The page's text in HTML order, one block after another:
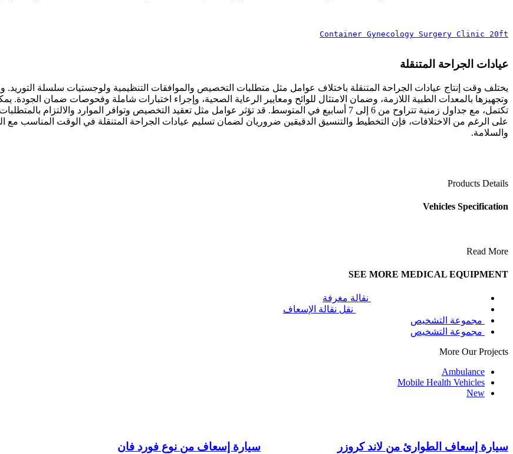
Container Gynecology Surgery Clinic 20ft
عيادات الجراحة المتنقلة
يختلف وقت إنتاج عيادات الجراحة المتنقلة باختلاف عوامل مثل متطلبات التخصيص والموافقات التنظيمية ولوجستيات سلسلة التوريد.
وتجهيزها بالمعدات الطبية اللازمة، وضمان الامتثال للوائح ومعايير الرعاية الصحية، وإجراء اختبارات شاملة وفحوصات ضمان
تكتمل، مع جداول زمنية تتراوح من 6 إلى 7 أسابيع في المتوسط. قد تؤثر عوامل مثل تعقيد التخصيص وتوافر الموارد
على الرغم من الاختلافات، فإن التخطيط والتنسيق الدقيقين ضروريان لضمان تسليم عيادات الجراحة المتنقلة في الوقت المناسب مع
والسلامة.
Products Details
Vehicles Specification
Read More
SEE MORE MEDICAL EQUIPMENT
نقالة مغرفة
نقل نقالة الإسعاف
مجموعة التشخيص
مجموعة التشخيص
More Our Projects
Ambulance
Mobile Health Vehicles
New
سيارة إسعاف الطوارئ من لاند كروزر سيارة إسعاف من نوع فورد فان